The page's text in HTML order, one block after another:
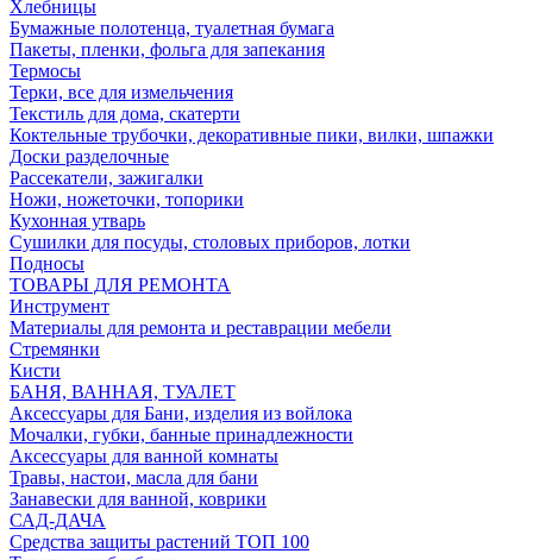
Хлебницы
Бумажные полотенца, туалетная бумага
Пакеты, пленки, фольга для запекания
Термосы
Терки, все для измельчения
Текстиль для дома, скатерти
Коктельные трубочки, декоративные пики, вилки, шпажки
Доски разделочные
Рассекатели, зажигалки
Ножи, ножеточки, топорики
Кухонная утварь
Сушилки для посуды, столовых приборов, лотки
Подносы
ТОВАРЫ ДЛЯ РЕМОНТА
Инструмент
Материалы для ремонта и реставрации мебели
Стремянки
Кисти
БАНЯ, ВАННАЯ, ТУАЛЕТ
Аксессуары для Бани, изделия из войлока
Мочалки, губки, банные принадлежности
Аксессуары для ванной комнаты
Травы, настои, масла для бани
Занавески для ванной, коврики
САД-ДАЧА
Средства защиты растений ТОП 100